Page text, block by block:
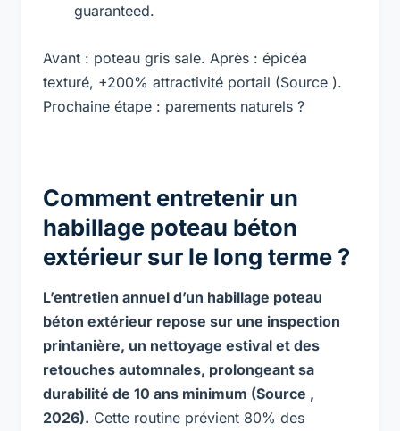
guaranteed.
Avant : poteau gris sale. Après : épicéa
texturé, +200% attractivité portail (Source ).
Prochaine étape : parements naturels ?
Comment entretenir un
habillage poteau béton
extérieur sur le long terme ?
L’entretien annuel d’un habillage poteau
béton extérieur repose sur une inspection
printanière, un nettoyage estival et des
retouches automnales, prolongeant sa
durabilité de 10 ans minimum (Source ,
2026). Cette routine prévient 80% des